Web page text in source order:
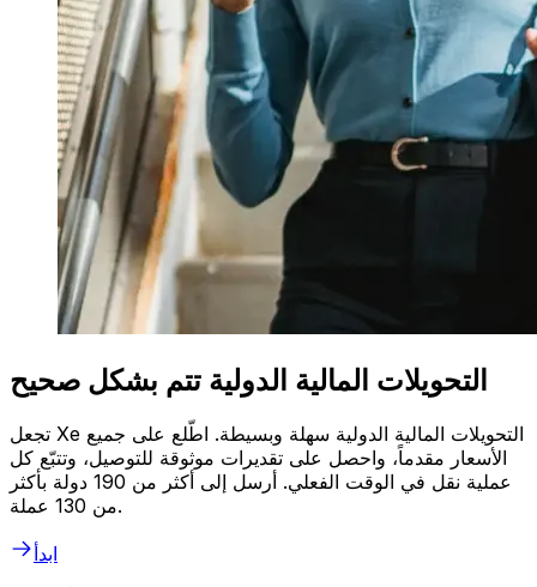
التحويلات المالية الدولية تتم بشكل صحيح
تجعل Xe التحويلات المالية الدولية سهلة وبسيطة. اطّلع على جميع
الأسعار مقدماً، واحصل على تقديرات موثوقة للتوصيل، وتتبّع كل
عملية نقل في الوقت الفعلي. أرسل إلى أكثر من 190 دولة بأكثر
من 130 عملة.
ابدأ